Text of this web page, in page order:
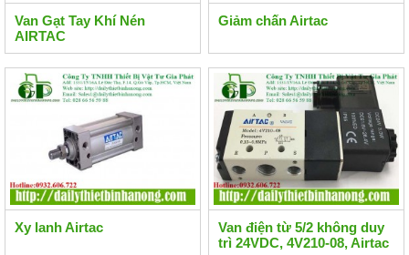
Van Gạt Tay Khí Nén
AIRTAC
Giảm chấn Airtac
Xy lanh Airtac
Van điện từ 5/2 không duy
trì 24VDC, 4V210-08, Airtac